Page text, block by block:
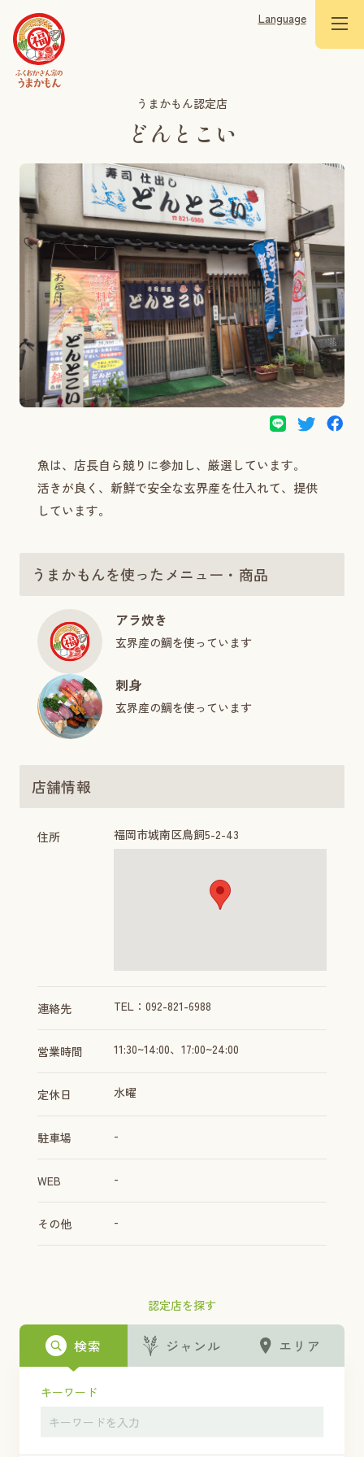
Language
うまかもん認定店
どんとこい
認定店を探す
検索 ジャンル エリア
キーワード
魚は、店長自ら競りに参加し、厳選しています。
活きが良く、新鮮で安全な玄界産を仕入れて、提供
しています。
うまかもんを使ったメニュー・商品
アラ炊き
玄界産の鯛を使っています
刺身
玄界産の鯛を使っています
店舗情報
住所 福岡市城南区鳥飼5-2-43
連絡先 TEL：092-821-6988
営業時間 11:30~14:00、17:00~24:00
定休日 水曜
駐車場 -
WEB -
その他 -